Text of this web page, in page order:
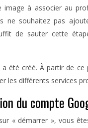
image à associer au
ne souhaitez pas
de sauter cette
été créé. À partir de ce
les différents services
du compte
« démarrer », vous